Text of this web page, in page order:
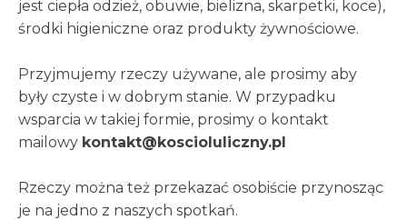
jest ciepła odzież, obuwie, bielizna, skarpetki, koce),
środki higieniczne oraz produkty żywnościowe.
Przyjmujemy rzeczy używane, ale prosimy aby
były czyste i w dobrym stanie. W przypadku
wsparcia w takiej formie, prosimy o kontakt
mailowy kontakt@koscioluliczny.pl
Rzeczy można też przekazać osobiście przynosząc
je na jedno z naszych spotkań.